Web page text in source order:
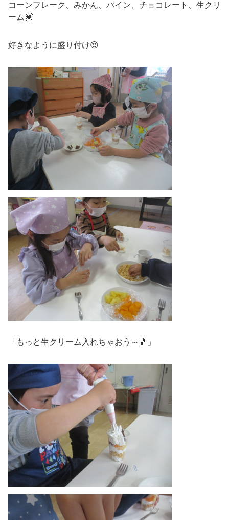
コーンフレーク、みかん、パイン、チョコレート、生クリ
ーム💓
好きなように盛り付け😍
「もっと生クリーム入れちゃおう～🎵」